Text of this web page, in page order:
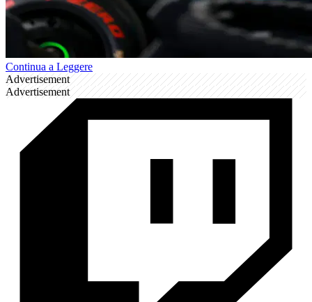
Continua a Leggere
Advertisement
Advertisement